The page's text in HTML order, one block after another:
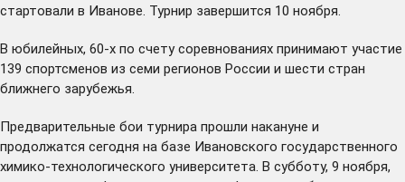
стартовали в Иванове. Турнир завершится 10 ноября.
В юбилейных, 60-х по счету соревнованиях принимают участие
139 спортсменов из семи регионов России и шести стран
ближнего зарубежья.
Предварительные бои турнира прошли накануне и
продолжатся сегодня на базе Ивановского государственного
химико-технологического университета. В субботу, 9 ноября,